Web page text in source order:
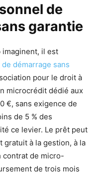
de
garantie
imaginent, il est
démarrage sans
pour le droit à
microcrédit dédié aux
€, sans exigence de
de 5 % des
ce levier. Le prêt peut
gratuit à la gestion, à la
contrat de micro-
de trois mois